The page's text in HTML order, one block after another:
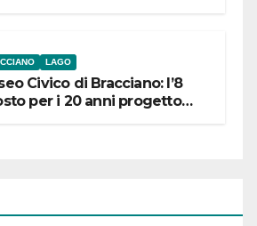
LAGO
Civico di Bracciano: l’8
per i 20 anni progetto